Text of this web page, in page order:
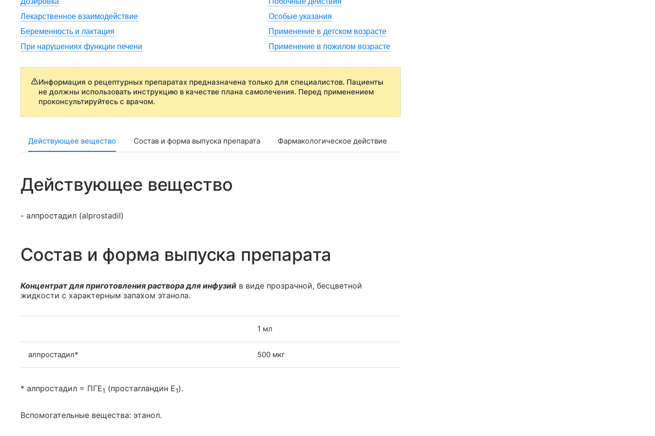
Лекарственное взаимодействие
Особые указания
Беременность и лактация
Применение в детском возрасте
При нарушениях функции печени
Применение в пожилом возрасте
Информация о рецептурных препаратах предназначена только для специалистов. Пациенты
не должны использовать инструкцию в качестве плана самолечения. Перед применением
проконсультируйтесь с врачом.
Действующее вещество Состав и форма выпуска препарата Фармакологическое действие
Действующее вещество
- алпростадил (alprostadil)
Состав и форма выпуска препарата
Концентрат для приготовления раствора для инфузий в виде прозрачной, бесцветной
жидкости с характерным запахом этанола.
1 мл
алпростадил* 500 мкг
* алпростадил = ПГЕ1 (простагландин E1).
Вспомогательные вещества: этанол.